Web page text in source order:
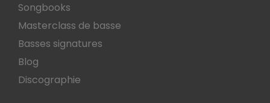
Songbooks
Masterclass de basse
Basses signatures
Blog
Discographie